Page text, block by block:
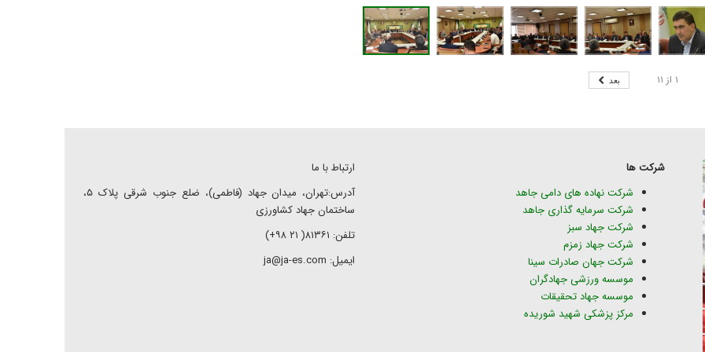
۱ از ۱۱ بعد
شرکت ها
شرکت نهاده های دامی جاهد
شرکت سرمایه گذاری جاهد
شرکت جهاد سبز
شرکت جهاد زمزم
شرکت جهان صادرات سینا
موسسه ورزشی جهادگران
موسسه جهاد تحقیقات
مرکز پزشکی شهید شوریده
ارتباط با ما
آدرس:تهران، میدان جهاد (فاطمی)، ضلع جنوب شرقی پلاک ۵،
ساختمان جهاد کشاورزی
تلفن: ۸۱۳۶۱( ۲۱ ۹۸+)
ایمیل: ja@ja-es.com